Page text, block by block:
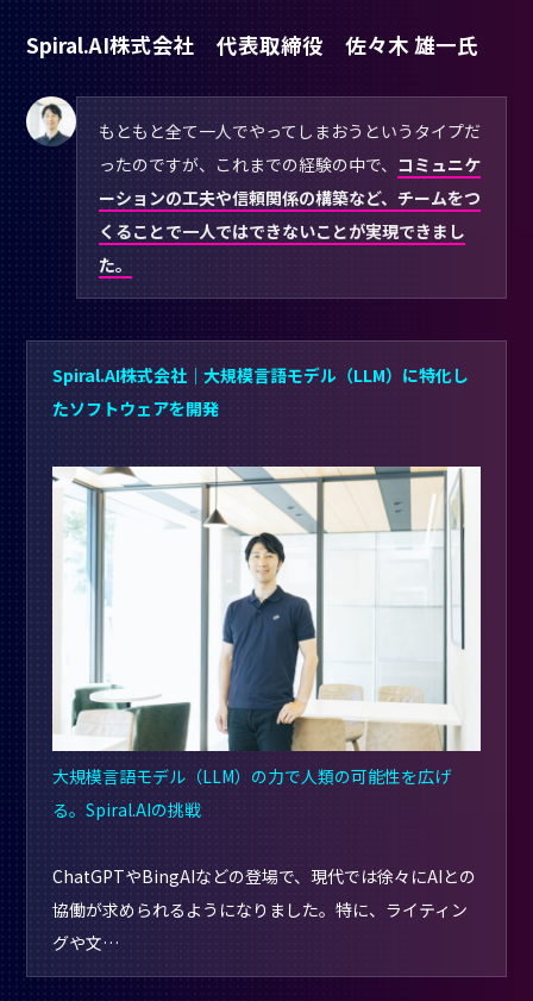
Spiral.AI株式会社 代表取締役 佐々木 雄一氏
もともと全て一人でやってしまおうというタイプだ
ったのですが、これまでの経験の中で、 コミュニケ
ーションの工夫や信頼関係の構築など、チームをつ
くることで一人ではできないことが実現できまし
た。
Spiral.AI株式会社｜大規模言語モデル（LLM）に特化し
たソフトウェアを開発
大規模言語モデル（LLM）の力で人類の可能性を広げ
る。Spiral.AIの挑戦
ChatGPTやBingAIなどの登場で、現代では徐々にAIとの
協働が求められるようになりました。特に、ライティン
グや文…